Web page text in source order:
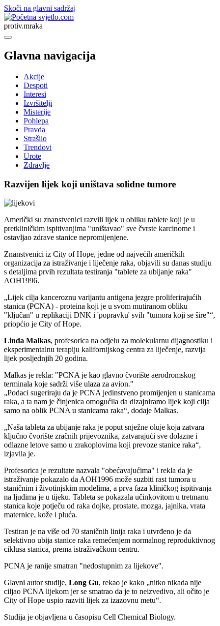
Skoči na glavni sadržaj
svjetlo.com
protiv.mraka
Glavna navigacija
Akcije
Despoti
Interesi
Izvršitelji
Misterije
Pohlepa
Pravda
Strašilo
Trendovi
Urote
Zdravlje
Razvijen lijek koji uništava solidne tumore
Američki su znanstvenici razvili lijek u obliku tablete koji je u
pretkliničkim ispitivanjima "uništavao" sve čvrste karcinome i
ostavljao zdrave stanice nepromijenjene.
Znanstvenici iz City of Hope, jedne od najvećih američkih
organizacija za istraživanje i liječenje raka, objavili su danas studiju
s detaljima prvih rezultata testiranja "tablete za ubijanje raka"
AOH1996.
Lijek cilja kanceroznu varijantu antigena jezgre proliferirajućih
stanica (PCNA) - proteina koji je u svom mutiranom obliku
"ključan" u replikaciji DNK i 'popravku' svih "tumora koji se šire" ,
priopćio je City of Hope.
Linda Malkas, profesorica na odjelu za molekularnu dijagnostiku i
eksperimentalnu terapiju kalifornijskog centra za liječenje, razvija
lijek posljednjih 20 godina.
Malkas je rekla: "PCNA je kao glavno čvorište aerodromskog
terminala koje sadrži više ulaza za avion."
Podaci sugeriraju da je PCNA jedinstveno promijenjen u stanicama
raka, a ta nam je činjenica omogućila da dizajniramo lijek koji cilja
samo na oblik PCNA u stanicama raka , dodaje Malkas.
Naša tableta za ubijanje raka je poput snježne oluje koja zatvara
ključno čvorište zračnih prijevoznika, zatvarajući sve dolazne i
odlazne letove samo u zrakoplovima koji prevoze stanice raka ,
izjavila je.
Profesorica je rezultate nazvala "obećavajućima" i rekla da je
istraživanje pokazalo da AOH1996 može suzbiti rast tumora u
staničnim i životinjskim modelima, a prva faza kliničkog ispitivanja
na ljudima je u tijeku. Tableta se pokazala učinkovitom u tretmanu
stanica koje potječu od raka dojke, prostate, mozga, jajnika, vrata
maternice, kože i pluća.
Testiran je na više od 70 staničnih linija raka i utvrđeno je da
selektivno ubija stanice raka remećenjem normalnog reproduktivnog
ciklusa stanica, prema istraživačkom centru.
PCNA je ranije smatran "nedostupnim za lijekove".
Glavni autor studije, Long Gu, rekao je kako
nitko nikada nije
ciljao PCNA lijekom jer se smatrao da je to neizvedivo, ali očito je
City of Hope uspio razviti lijek za izazovnu metu .
Studija je objavljena u časopisu Cell Chemical Biology.